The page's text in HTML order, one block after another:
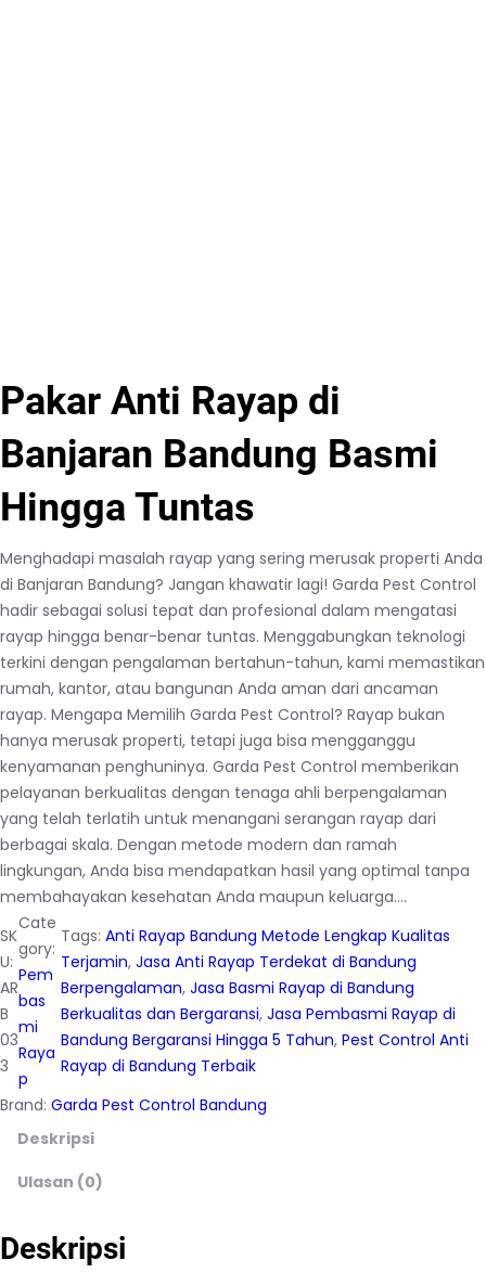
Pakar Anti Rayap di
Banjaran Bandung Basmi
Hingga Tuntas
Menghadapi masalah rayap yang sering merusak properti Anda
di Banjaran Bandung? Jangan khawatir lagi! Garda Pest Control
hadir sebagai solusi tepat dan profesional dalam mengatasi
rayap hingga benar-benar tuntas. Menggabungkan teknologi
terkini dengan pengalaman bertahun-tahun, kami memastikan
rumah, kantor, atau bangunan Anda aman dari ancaman
rayap. Mengapa Memilih Garda Pest Control? Rayap bukan
hanya merusak properti, tetapi juga bisa mengganggu
kenyamanan penghuninya. Garda Pest Control memberikan
pelayanan berkualitas dengan tenaga ahli berpengalaman
yang telah terlatih untuk menangani serangan rayap dari
berbagai skala. Dengan metode modern dan ramah
lingkungan, Anda bisa mendapatkan hasil yang optimal tanpa
membahayakan kesehatan Anda maupun keluarga.…
SK
U:
AR
B
03
3
Cate
gory:
Pem
bas
mi
Raya
p
Tags:Anti Rayap Bandung Metode Lengkap Kualitas
Terjamin, Jasa Anti Rayap Terdekat di Bandung
Berpengalaman, Jasa Basmi Rayap di Bandung
Berkualitas dan Bergaransi, Jasa Pembasmi Rayap di
Bandung Bergaransi Hingga 5 Tahun, Pest Control Anti
Rayap di Bandung Terbaik
Brand: Garda Pest Control Bandung
Deskripsi
Ulasan (0)
Deskripsi